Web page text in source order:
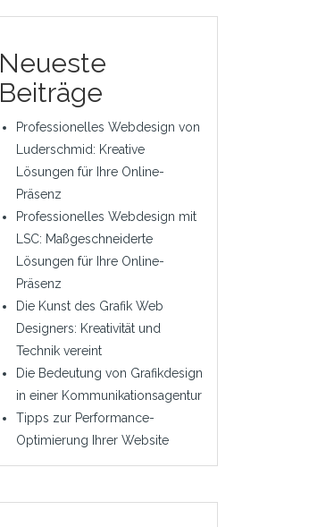
Neueste
Beiträge
Professionelles Webdesign von
Luderschmid: Kreative
Lösungen für Ihre Online-
Präsenz
Professionelles Webdesign mit
LSC: Maßgeschneiderte
Lösungen für Ihre Online-
Präsenz
Die Kunst des Grafik Web
Designers: Kreativität und
Technik vereint
Die Bedeutung von Grafikdesign
in einer Kommunikationsagentur
Tipps zur Performance-
Optimierung Ihrer Website